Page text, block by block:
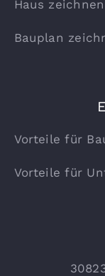
Haus zeichnen
Bauplan
Vorteile für
Vorteile für